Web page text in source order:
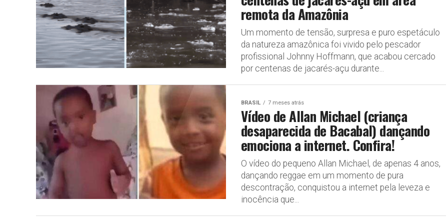
remota da Amazônia
Um momento de tensão, surpresa e puro espetáculo
da natureza amazônica foi vivido pelo pescador
profissional Johnny Hoffmann, que acabou cercado
por centenas de jacarés-açu durante...
BRASIL 7 meses atrás
Vídeo de Allan Michael (criança
desaparecida de Bacabal) dançando
emociona a internet. Confira!
O vídeo do pequeno Allan Michael, de apenas 4 anos,
dançando reggae em um momento de pura
descontração, conquistou a internet pela leveza e
inocência que...